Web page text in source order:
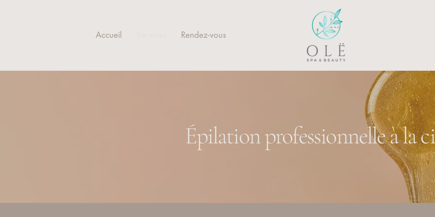
Accueil Rendez-vous
Épilation professionnelle à la